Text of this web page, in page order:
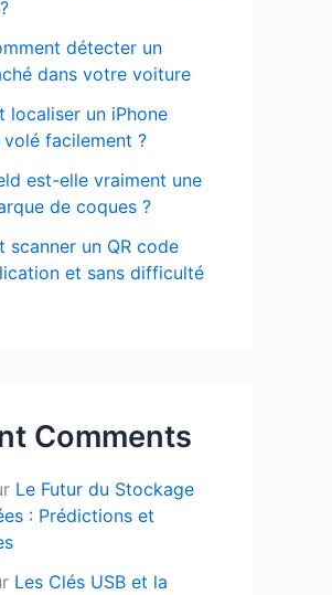
détecter un
dans votre voiture
localiser un iPhone
facilement ?
est-elle vraiment une
de coques ?
scanner un QR code
et sans difficulté
Comments
Le Futur du Stockage
: Prédictions et
Les Clés USB et la